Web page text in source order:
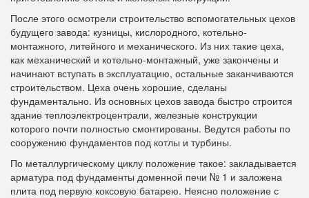
После этого осмотрели строительство вспомогательных цехов
будущего завода: кузницы, кислородного, котельно-
монтажного, литейного и механического. Из них такие цеха,
как механический и котельно-монтажный, уже закончены и
начинают вступать в эксплуатацию, остальные заканчиваются
строительством. Цеха очень хорошие, сделаны
фундаментально. Из основных цехов завода быстро строится
здание теплоэлектроцентрали, железные конструкции
которого почти полностью смонтированы. Ведутся работы по
сооружению фундаментов под котлы и турбины.
По металлургическому циклу положение такое: закладывается
арматура под фундаменты доменной печи № 1 и заложена
плита под первую коксовую батарею. Неясно положение с